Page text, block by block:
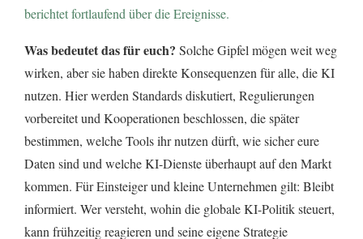
berichtet fortlaufend über die Ereignisse.
Was bedeutet das für euch? Solche Gipfel mögen weit weg
wirken, aber sie haben direkte Konsequenzen für alle, die KI
nutzen. Hier werden Standards diskutiert, Regulierungen
vorbereitet und Kooperationen beschlossen, die später
bestimmen, welche Tools ihr nutzen dürft, wie sicher eure
Daten sind und welche KI-Dienste überhaupt auf den Markt
kommen. Für Einsteiger und kleine Unternehmen gilt: Bleibt
informiert. Wer versteht, wohin die globale KI-Politik steuert,
kann frühzeitig reagieren und seine eigene Strategie